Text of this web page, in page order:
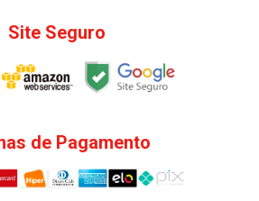
Site Seguro
de Pagamento